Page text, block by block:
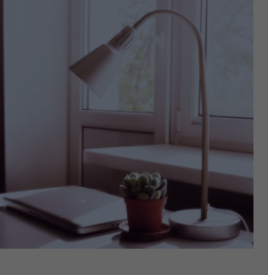
Projekti
Zivju fonds
Zaļā nākotne
Iedvesmai nav vecuma
Vide